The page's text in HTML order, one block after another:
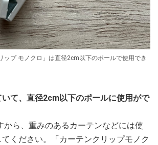
ップ モノクロ」は直径2cm以下のポールで使用でき
て、直径2cm以下のポールに使用がで
から、重みのあるカーテンなどには使
ください。「カーテンクリップモノク